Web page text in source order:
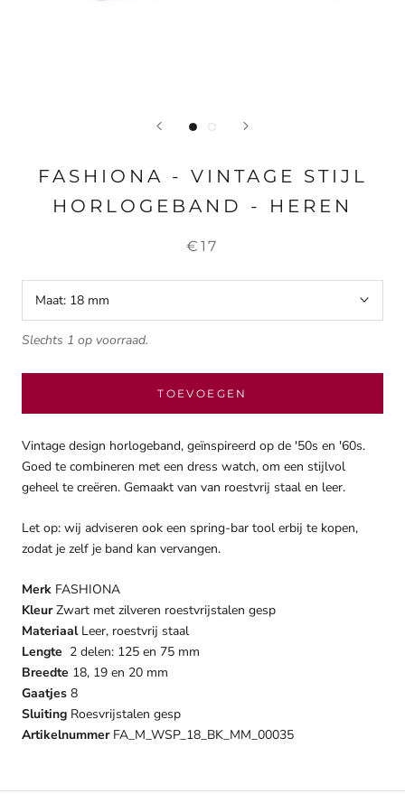
FASHIONA - VINTAGE STIJL
HORLOGEBAND - HEREN
€17
Maat: 18 mm
Slechts 1 op voorraad.
TOEVOEGEN
Vintage design horlogeband, geïnspireerd op de '50s en '60s.
Goed te combineren met een dress watch, om een stijlvol
geheel te creëren. Gemaakt van van roestvrij staal en leer.
Let op: wij adviseren ook een spring-bar tool erbij te kopen,
zodat je zelf je band kan vervangen.
Merk FASHIONA
KleurZwart met zilveren roestvrijstalen gesp
MateriaalLeer, roestvrij staal
Lengte 2 delen: 125 en 75 mm
Breedte 18, 19 en 20 mm
Gaatjes 8
Sluiting Roesvrijstalen gesp
ArtikelnummerFA_M_WSP_18_BK_MM_00035